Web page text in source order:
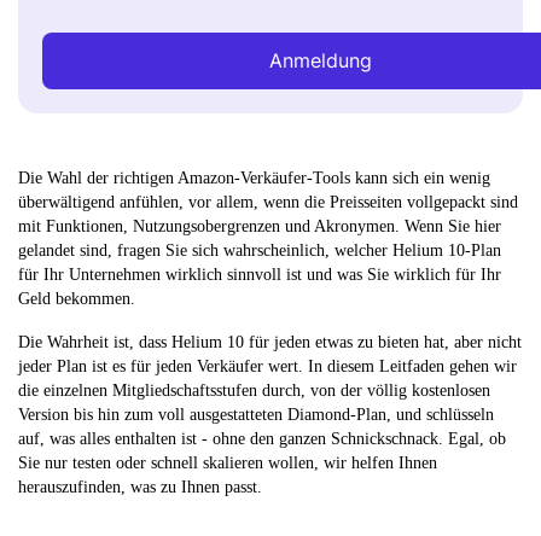
Anmeldung
Die Wahl der richtigen Amazon-Verkäufer-Tools kann sich ein wenig
überwältigend anfühlen, vor allem, wenn die Preisseiten vollgepackt sind
mit Funktionen, Nutzungsobergrenzen und Akronymen. Wenn Sie hier
gelandet sind, fragen Sie sich wahrscheinlich, welcher Helium 10-Plan
für Ihr Unternehmen wirklich sinnvoll ist und was Sie wirklich für Ihr
Geld bekommen.
Die Wahrheit ist, dass Helium 10 für jeden etwas zu bieten hat, aber nicht
jeder Plan ist es für jeden Verkäufer wert. In diesem Leitfaden gehen wir
die einzelnen Mitgliedschaftsstufen durch, von der völlig kostenlosen
Version bis hin zum voll ausgestatteten Diamond-Plan, und schlüsseln
auf, was alles enthalten ist - ohne den ganzen Schnickschnack. Egal, ob
Sie nur testen oder schnell skalieren wollen, wir helfen Ihnen
herauszufinden, was zu Ihnen passt.